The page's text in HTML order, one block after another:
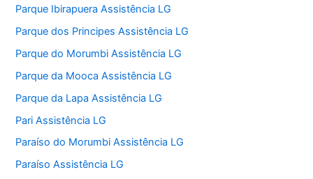
Parque Ibirapuera Assistência LG
Parque dos Principes Assistência LG
Parque do Morumbi Assistência LG
Parque da Mooca Assistência LG
Parque da Lapa Assistência LG
Pari Assistência LG
Paraíso do Morumbi Assistência LG
Paraíso Assistência LG